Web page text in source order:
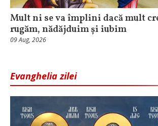
Mult ni se va împlini dacă mult
rugăm, nădăjduim și iubim
09 Aug, 2026
Evanghelia zilei